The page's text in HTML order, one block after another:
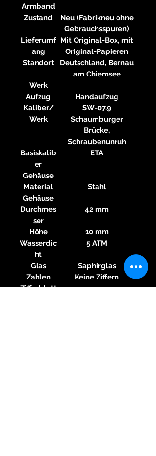
Armband
Zustand
Neu (Fabrikneu ohne
Gebrauchsspuren)
Lieferumf
ang
Mit Original-Box, mit
Original-Papieren
Standort
Deutschland, Bernau
am Chiemsee
Werk
Aufzug
Handaufzug
Kaliber/
Werk
SW-07.9
Schaumburger
Brücke,
Schraubenunruh
Basiskalib
er
ETA
Gehäuse
Material
Gehäuse
Stahl
Durchmes
ser
42 mm
Höhe
10 mm
Wasserdic
ht
5 ATM
Glas
Saphirglas
Zahlen
Zifferblatt
Keine Ziffern